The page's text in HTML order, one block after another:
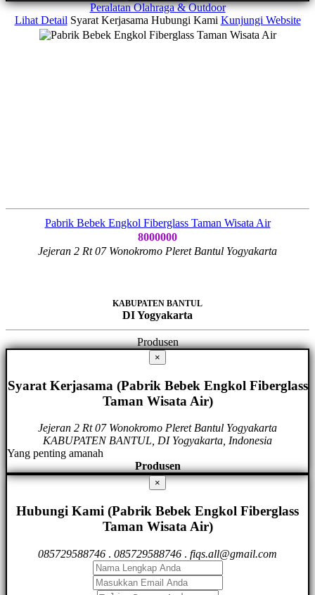
Peralatan Olahraga & Outdoor
Lihat Detail Syarat Kerjasama Hubungi Kami Kunjungi Website
Pabrik Bebek Engkol Fiberglass Taman Wisata Air
8000000
Jejeran 2 Rt 07 Wonokromo Pleret Bantul Yogyakarta
KABUPATEN BANTUL
DI Yogyakarta
Produsen
×
Syarat Kerjasama (Pabrik Bebek Engkol Fiberglass
Taman Wisata Air)
Jejeran 2 Rt 07 Wonokromo Pleret Bantul Yogyakarta
KABUPATEN BANTUL, DI Yogyakarta, Indonesia
Yang penting amanah
Produsen
×
Hubungi Kami (Pabrik Bebek Engkol Fiberglass
Taman Wisata Air)
085729588746 . 085729588746 . fiqs.all@gmail.com